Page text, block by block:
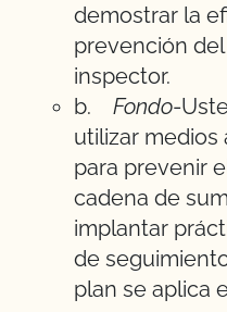
demostrar la
prevención
inspector.
b. Fondo-
utilizar medios
para prevenir
cadena de
implantar
de
plan se aplica